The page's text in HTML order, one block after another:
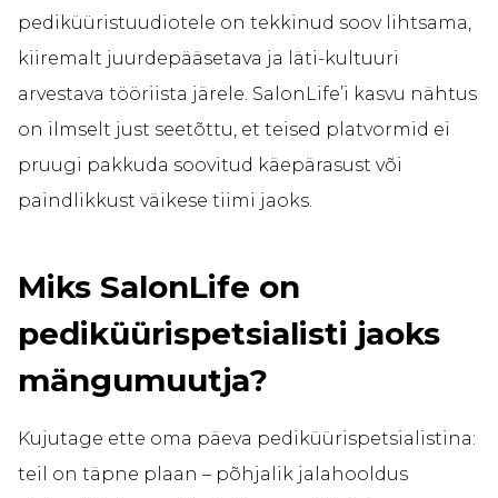
pediküüristuudiotele on tekkinud soov lihtsama,
kiiremalt juurdepääsetava ja läti-kultuuri
arvestava tööriista järele. SalonLife’i kasvu nähtus
on ilmselt just seetõttu, et teised platvormid ei
pruugi pakkuda soovitud käepärasust või
paindlikkust väikese tiimi jaoks.
Miks SalonLife on
pediküürispetsialisti jaoks
mängumuutja?
Kujutage ette oma päeva pediküürispetsialistina:
teil on täpne plaan – põhjalik jalahooldus